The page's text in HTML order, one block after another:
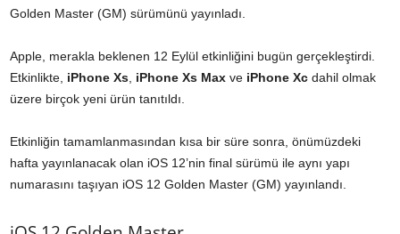
Golden Master (GM) sürümünü yayınladı.
Apple, merakla beklenen 12 Eylül etkinliğini bugün gerçekleştirdi.
Etkinlikte, iPhone Xs iPhone Xs Max ve iPhone Xc dahil olmak
üzere birçok yeni ürün tanıtıldı.
Etkinliğin tamamlanmasından kısa bir süre sonra, önümüzdeki
hafta yayınlanacak olan iOS 12’nin final sürümü ile aynı yapı
numarasını taşıyan iOS 12 Golden Master (GM) yayınlandı.